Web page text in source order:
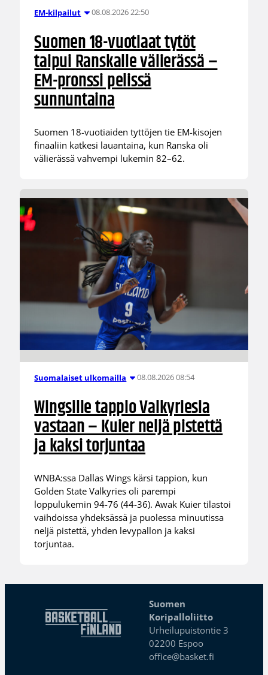
EM-kilpailut 08.08.2026 22:50
Suomen 18-vuotiaat tytöt
taipui Ranskalle välierässä –
EM-pronssi pelissä
sunnuntaina
Suomen 18-vuotiaiden tyttöjen tie EM-kisojen
finaaliin katkesi lauantaina, kun Ranska oli
välierässä vahvempi lukemin 82–62.
Suomalaiset ulkomailla 08.08.2026 08:54
Wingsille tappio Valkyriesia
vastaan – Kuier neljä pistettä
ja kaksi torjuntaa
WNBA:ssa Dallas Wings kärsi tappion, kun
Golden State Valkyries oli parempi
loppulukemin 94-76 (44-36). Awak Kuier tilastoi
vaihdoissa yhdeksässä ja puolessa minuutissa
neljä pistettä, yhden levypallon ja kaksi
torjuntaa.
Suomen
Koripalloliitto
Urheilupuistontie 3
02200 Espoo
office@basket.fi